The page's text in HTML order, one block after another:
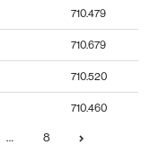
710.479
710.679
710.520
710.460
… 8